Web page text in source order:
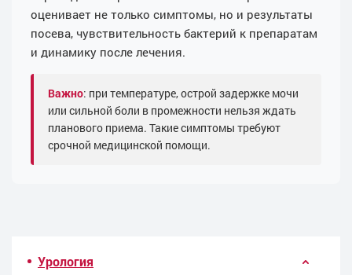
оценивает не только симптомы, но и результаты
посева, чувствительность бактерий к препаратам
и динамику после лечения.
Важно: при температуре, острой задержке мочи
или сильной боли в промежности нельзя ждать
планового приема. Такие симптомы требуют
срочной медицинской помощи.
Урология